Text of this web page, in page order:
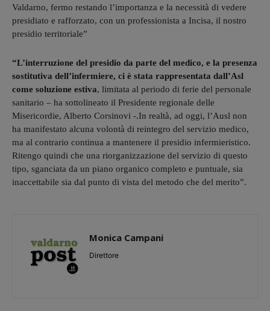
Valdarno, fermo restando l’importanza e la necessità di vedere
presidiato e rafforzato, con un professionista a Incisa, il nostro
presidio territoriale”
“L’interruzione del presidio da parte del medico, e la presenza
sostitutiva dell’infermiere, ci è stata rappresentata dall’Asl
come soluzione estiva, limitata al periodo di ferie del personale
sanitario – ha sottolineato il Presidente regionale delle
Misericordie, Alberto Corsinovi -.In realtà, ad oggi, l’Ausl non
ha manifestato alcuna volontà di reintegro del servizio medico,
ma al contrario continua a mantenere il presidio infermieristico.
Ritengo quindi che una riorganizzazione del servizio di questo
tipo, sganciata da un piano organico completo e puntuale, sia
inaccettabile sia dal punto di vista del metodo che del merito”.
Monica Campani
Direttore